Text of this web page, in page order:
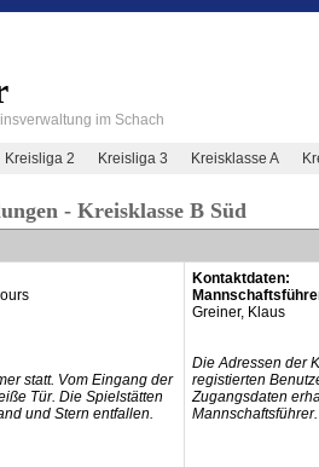
im Schach
Kreisliga 2 Kreisliga 3 Kreisklasse A
- Kreisklasse B Süd
statt. Vom Eingang der
Tür. Die Spielstätten
und Stern entfallen.
Kontaktdaten:
Greiner, Klaus
Die Adressen der
registierten
Zugangsdaten
Mannschaftsführer.